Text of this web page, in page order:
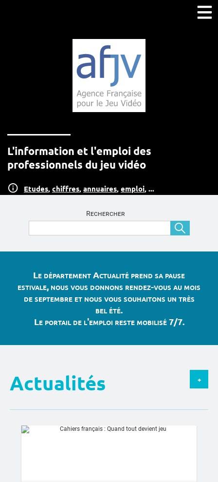
L'information et l'emploi des
professionnels du jeu vidéo
Etudes, chiffres, annuaires, emploi, ...
Rechercher
Le département Actualité prend sa pause
estivale, nous vous donnons rendez-vous au mois
de septembre et nous vous souhaitons un très
bel été.
Le portail de l'emploi reste mobilisé 7/7.
+
Actualités